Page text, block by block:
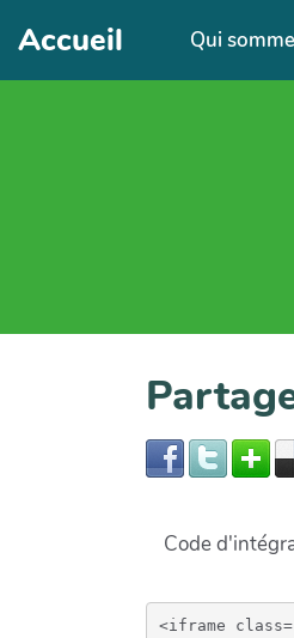
Aller au contenu principal
Accueil Qui
Code